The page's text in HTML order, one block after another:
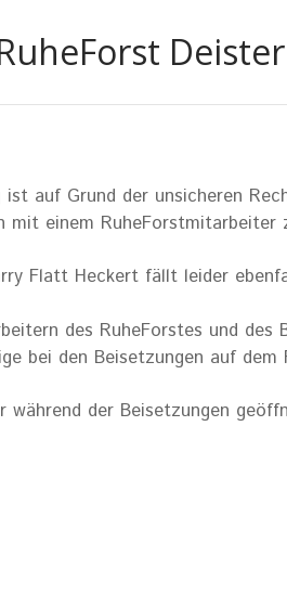
Deister
auf Grund der unsicheren
mit einem
Flatt Heckert fällt leider
des RuheForstes und des
bei den Beisetzungen auf
der Beisetzungen